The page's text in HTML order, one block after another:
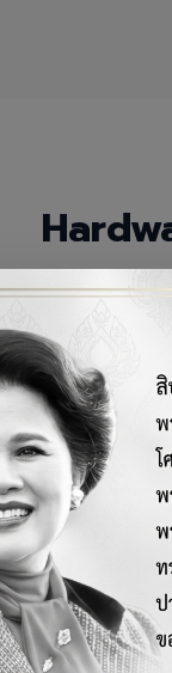
ณ์เครื่องมือฮาร์ด